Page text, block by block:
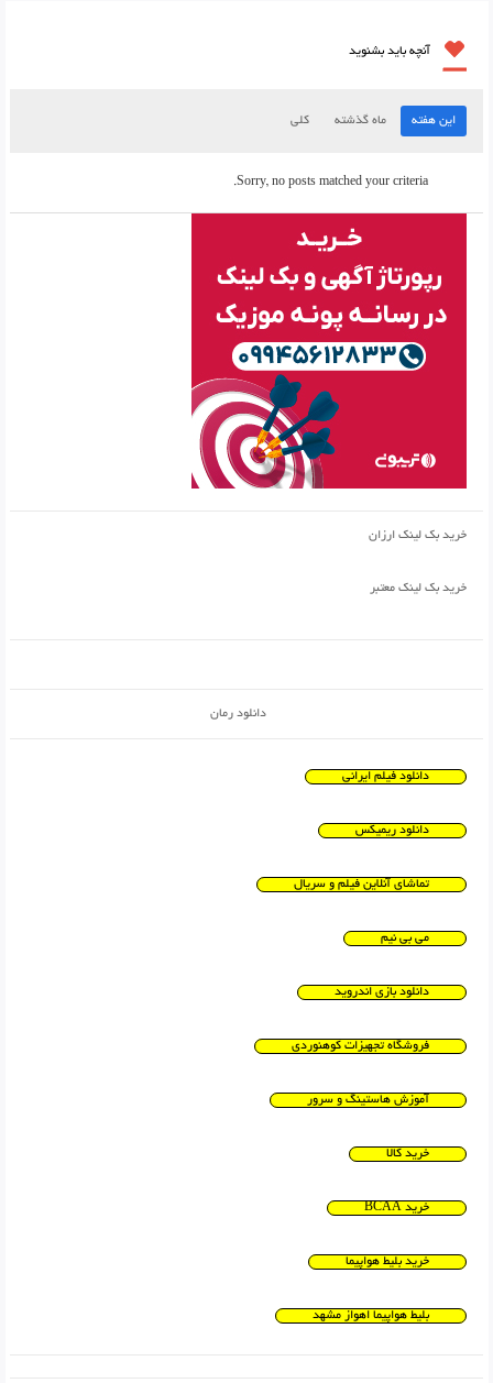
آنچه باید بشنوید
این هفته ماه گذشته کلی
Sorry, no posts matched your criteria.
خرید بک لینک ارزان
خرید بک لینک معتبر
دانلود رمان
دانلود فیلم ایرانی
دانلود ریمیکس
تماشای آنلاین فیلم و سریال
می بی نیم
دانلود بازی اندروید
فروشگاه تجهیزات کوهنوردی
آموزش هاستینگ و سرور
خرید کالا
خرید BCAA
خرید بلیط هواپیما
بلیط هواپیما اهواز مشهد